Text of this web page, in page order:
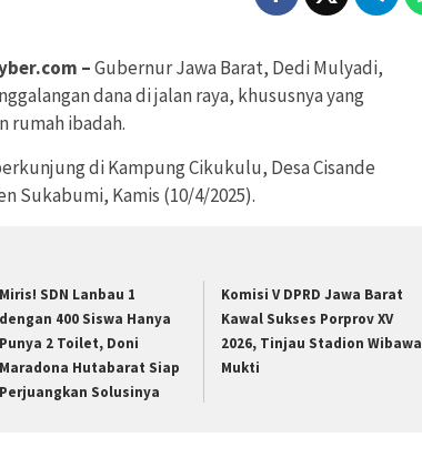
–Gubernur Jawa Barat, Dedi Mulyadi,
dana di jalan raya, khususnya yang
rumah ibadah.
di Kampung Cikukulu, Desa Cisande
Sukabumi, Kamis (10/4/2025).
Miris! SDN Lanbau 1
dengan 400 Siswa Hanya
Punya 2 Toilet, Doni
Maradona Hutabarat Siap
Perjuangkan Solusinya
Komisi V DPRD Jawa Barat
Kawal Sukses Porprov XV
2026, Tinjau Stadion Wibawa
Mukti